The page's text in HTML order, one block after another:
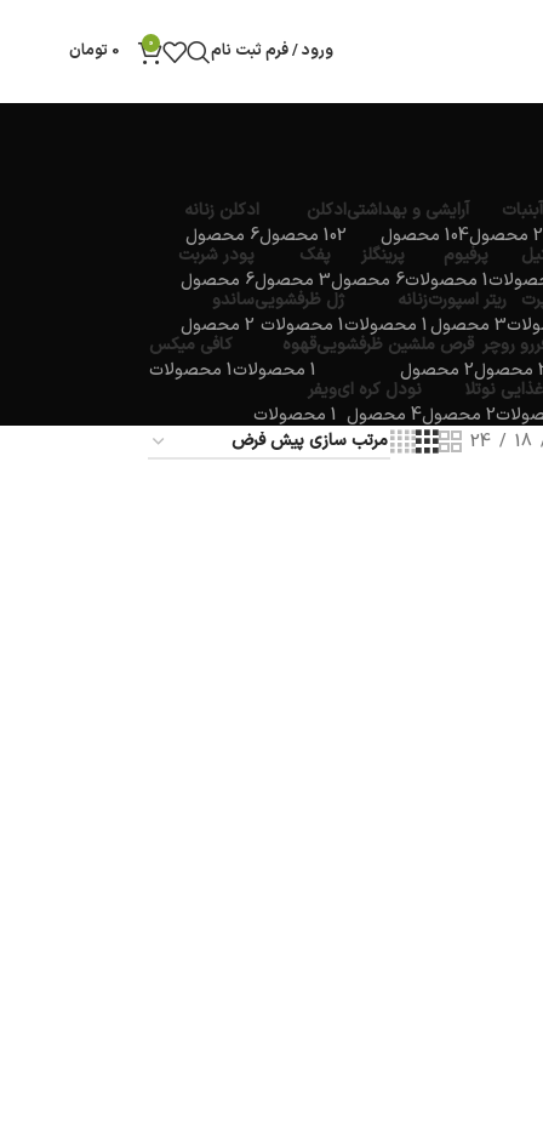
ورود / فرم ثبت نام 0
0 تومان
آبنبات
2 محصول
آرایشی و بهداشتی
104 محصول
ادکلن
102 محصول
ادکلن زنانه
6 محصول
پرفیوم
1 محصولات
پرینگلز
6 محصول
پفک
3 محصول
پودر شربت
6 محصول
ریتر اسپورت
3 محصول
زنانه
1 محصولات
ژل ظرفشویی
1 محصولات
ساندو
2 محصول
روچر قرص ملشین ظرفشویی
2 محصول
قهوه
1 محصولات
کافی میکس
1 محصولات
نوتلا
2 محصول
نودل کره ای
4 محصول
ویفر
1 محصولات
18
24